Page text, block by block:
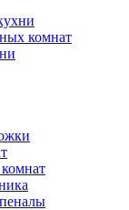
комнат